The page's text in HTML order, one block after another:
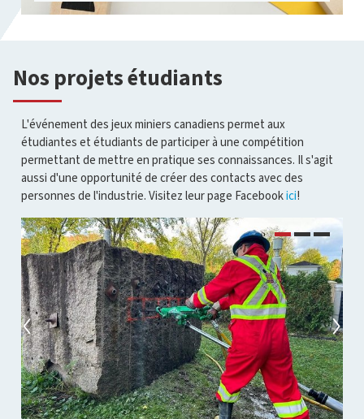
Nos projets étudiants
L'événement des jeux miniers canadiens permet aux
étudiantes et étudiants de participer à une compétition
permettant de mettre en pratique ses connaissances. Il s'agit
aussi d'une opportunité de créer des contacts avec des
personnes de l'industrie. Visitez leur page Facebookici!